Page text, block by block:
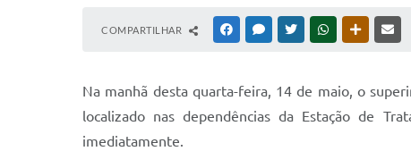
COMPARTILHAR FACEBOOKMESSENGER
TWITTERWHATSAPPOUTRAS
Na manhã desta quarta-feira, 14 de maio, o
localizado nas dependências da Estação de
imediatamente.